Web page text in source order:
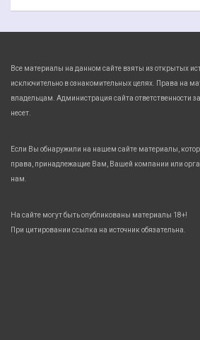
Все материалы на данном сайте взяты из открытых
исключительно в ознакомительных целях. Права на
владельцам. Администрация сайта ответственности
несет.
Если Вы обнаружили на нашем сайте материалы,
права, принадлежащие Вам, Вашей компании или
нам.
На сайте могут быть опубликованы материалы 18+!
При цитировании ссылка на источник обязательна.